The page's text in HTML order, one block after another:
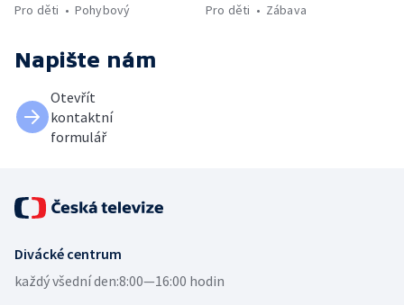
Pro děti
Pohybový
Pro děti
Zábava
Napište nám
Otevřít
kontaktní
formulář
Divácké centrum
každý všední den:8:00—16:00 hodin